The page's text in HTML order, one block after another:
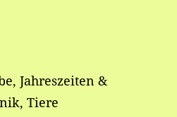
Jahreszeiten &
Tiere